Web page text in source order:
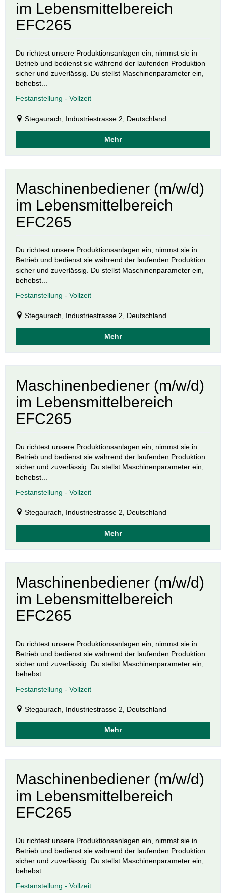
im Lebensmittelbereich
EFC265
Du richtest unsere Produktionsanlagen ein, nimmst sie in
Betrieb und bedienst sie während der laufenden Produktion
sicher und zuverlässig. Du stellst Maschinenparameter ein,
behebst...
Festanstellung - Vollzeit
Stegaurach, Industriestrasse 2, Deutschland
Mehr
Maschinenbediener (m/w/d)
im Lebensmittelbereich
EFC265
Du richtest unsere Produktionsanlagen ein, nimmst sie in
Betrieb und bedienst sie während der laufenden Produktion
sicher und zuverlässig. Du stellst Maschinenparameter ein,
behebst...
Festanstellung - Vollzeit
Stegaurach, Industriestrasse 2, Deutschland
Mehr
Maschinenbediener (m/w/d)
im Lebensmittelbereich
EFC265
Du richtest unsere Produktionsanlagen ein, nimmst sie in
Betrieb und bedienst sie während der laufenden Produktion
sicher und zuverlässig. Du stellst Maschinenparameter ein,
behebst...
Festanstellung - Vollzeit
Stegaurach, Industriestrasse 2, Deutschland
Mehr
Maschinenbediener (m/w/d)
im Lebensmittelbereich
EFC265
Du richtest unsere Produktionsanlagen ein, nimmst sie in
Betrieb und bedienst sie während der laufenden Produktion
sicher und zuverlässig. Du stellst Maschinenparameter ein,
behebst...
Festanstellung - Vollzeit
Stegaurach, Industriestrasse 2, Deutschland
Mehr
Maschinenbediener (m/w/d)
im Lebensmittelbereich
EFC265
Du richtest unsere Produktionsanlagen ein, nimmst sie in
Betrieb und bedienst sie während der laufenden Produktion
sicher und zuverlässig. Du stellst Maschinenparameter ein,
behebst...
Festanstellung - Vollzeit